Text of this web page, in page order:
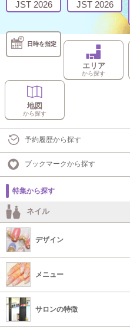
JST 2026
JST 2026
日時を指定
エリア
から探す
地図
から探す
予約履歴から探す
ブックマークから探す
特集から探す
ネイル
デザイン
メニュー
サロンの特徴